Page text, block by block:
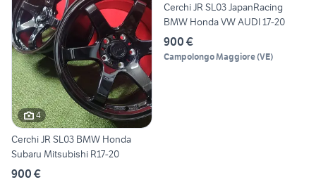
4
Cerchi JR SL03 BMW Honda
Subaru Mitsubishi R17-20
900 €
Cerchi JR SL03 JapanRacing
BMW Honda VW AUDI 17-20
900 €
Campolongo Maggiore(VE)